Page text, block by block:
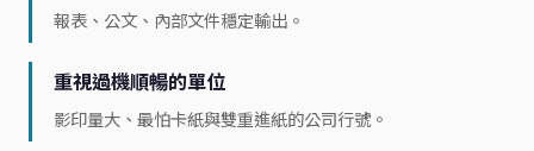
報表、公文、內部文件穩定輸出。
重視過機順暢的單位
影印量大、最怕卡紙與雙重進紙的公司行號。